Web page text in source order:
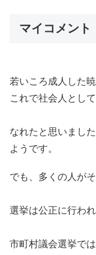
マイコメント
若いころ成人した
これで社会人とし
なれたと思いまし
ようです。
でも、多くの人が
選挙は公正に行わ
市町村議会選挙で